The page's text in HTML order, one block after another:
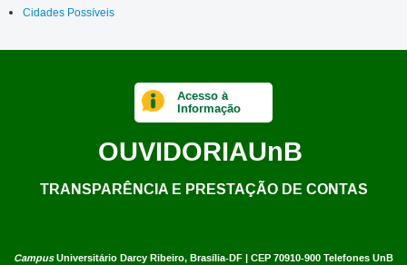
Cidades Possíveis
CampusUniversitário Darcy Ribeiro, Brasília-DF | CEP 70910-900 Telefones UnB
Acesso à
Informação
OUVIDORIAUnB
TRANSPARÊNCIA E PRESTAÇÃO DE CONTAS